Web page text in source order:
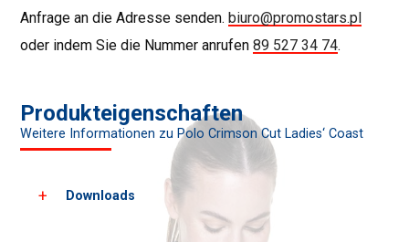
Anfrage an die Adresse senden.biuro@promostars.pl
oder indem Sie die Nummer anrufen89 527 34 74.
Produkteigenschaften
Weitere Informationen zu Polo Crimson Cut Ladies‘ Coast
Downloads